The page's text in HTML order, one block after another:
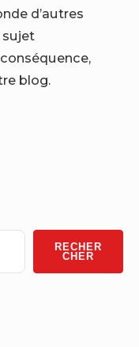
d’autres
sujet
blog.
RECHER
CHER